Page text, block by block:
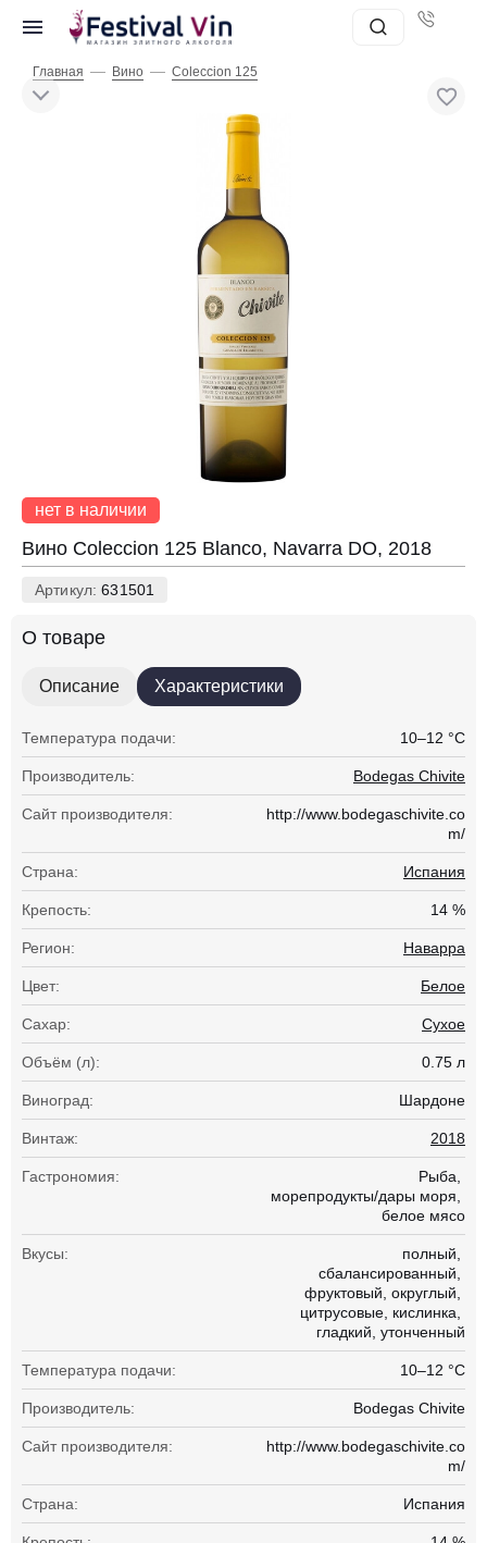
Главная — Вино — Coleccion 125
нет в наличии
Вино Coleccion 125 Blanco, Navarra DO, 2018
Артикул:631501
О товаре
Описание Характеристики
Температура подачи: 10–12 °С
Производитель: Bodegas Chivite
Сайт производителя:
http://www.bodegaschivite.co
m/
Страна: Испания
Крепость: 14 %
Регион: Наварра
Цвет: Белое
Сахар: Сухое
Объём (л): 0.75 л
Виноград: Шардоне
Винтаж: 2018
Гастрономия:
Рыба
морепродукты/дары моря
белое мясо
Вкусы:
полный
сбалансированный
фруктовый округлый
цитрусовые кислинка
гладкий утонченный
Температура подачи: 10–12 °С
Производитель: Bodegas Chivite
Сайт производителя:
http://www.bodegaschivite.co
m/
Страна: Испания